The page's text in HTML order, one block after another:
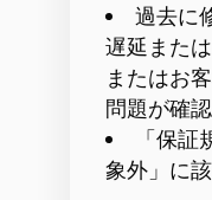
過去に
遅延また
またはお
問題が確
「保
象外」に